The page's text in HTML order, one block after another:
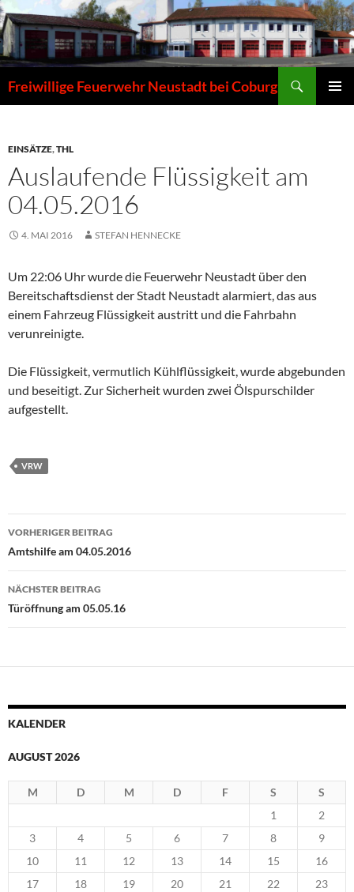
Zum
Inhalt
springen
Freiwillige Feuerwehr Neustadt bei Coburg
EINSÄTZE,THL
Auslaufende Flüssigkeit am
04.05.2016
4. MAI 2016 STEFAN HENNECKE
Um 22:06 Uhr wurde die Feuerwehr Neustadt über den
Bereitschaftsdienst der Stadt Neustadt alarmiert, das aus
einem Fahrzeug Flüssigkeit austritt und die Fahrbahn
verunreinigte.
Die Flüssigkeit, vermutlich Kühlflüssigkeit, wurde abgebunden
und beseitigt. Zur Sicherheit wurden zwei Ölspurschilder
aufgestellt.
VRW
Beitragsnavigation
VORHERIGER BEITRAG
Amtshilfe am 04.05.2016
NÄCHSTER BEITRAG
Türöffnung am 05.05.16
KALENDER
AUGUST 2026
M D M D F S S
1
2
3
4 5 6 7 8
9
10
11 12 13 14 15
16
17
18 19 20 21 22
23